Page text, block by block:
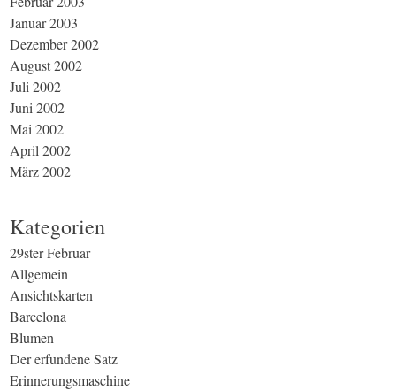
Januar 2003
Dezember 2002
August 2002
Juli 2002
Juni 2002
Mai 2002
April 2002
März 2002
Kategorien
29ster Februar
Allgemein
Ansichtskarten
Barcelona
Blumen
Der erfundene Satz
Erinnerungsmaschine